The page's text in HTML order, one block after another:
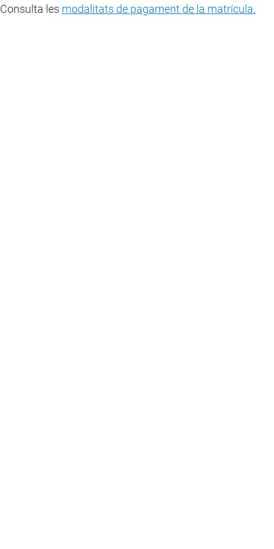
Consulta les modalitats de pagament de la matrícula.